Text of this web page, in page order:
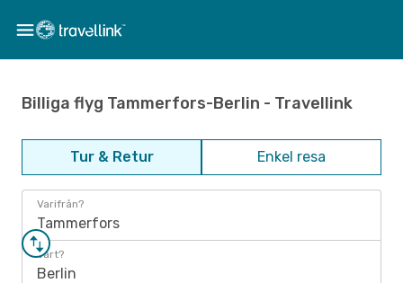
Billiga flyg Tammerfors-Berlin - Travellink
Tur & Retur Enkel resa
Varifrån?
Tammerfors
Vart?
Berlin